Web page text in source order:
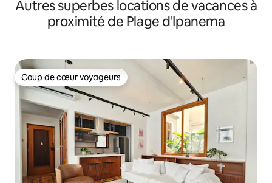
plage !
Autres superbes locations de vacances à
proximité de Plage d'Ipanema
Coup de cœur voyageurs
Coup de cœur voyageurs